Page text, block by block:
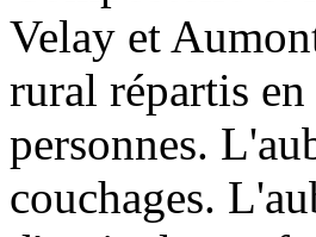
Velay et
rural répartis
personnes.
couchages.